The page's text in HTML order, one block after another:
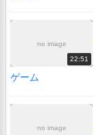
no image
22:51
ゲーム
no image